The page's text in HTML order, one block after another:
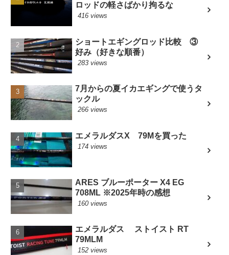
ロッドの軽さばかり拘るな
416 views
ショートエギングロッド比較 ③
好み（好きな順番）
283 views
7月からの夏イカエギングで使うタ
ックル
266 views
エメラルダスX 79Mを買った
174 views
ARES ブルーポーター X4 EG
708ML ※2025年時の感想
160 views
エメラルダス ストイスト RT
79MLM
152 views